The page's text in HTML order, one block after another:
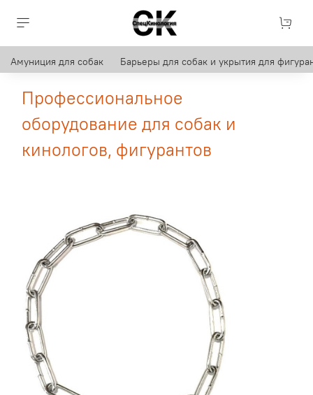
Амуниция для собак Барьеры для собак и укрытия для
Профессиональное
оборудование для собак и
кинологов, фигурантов